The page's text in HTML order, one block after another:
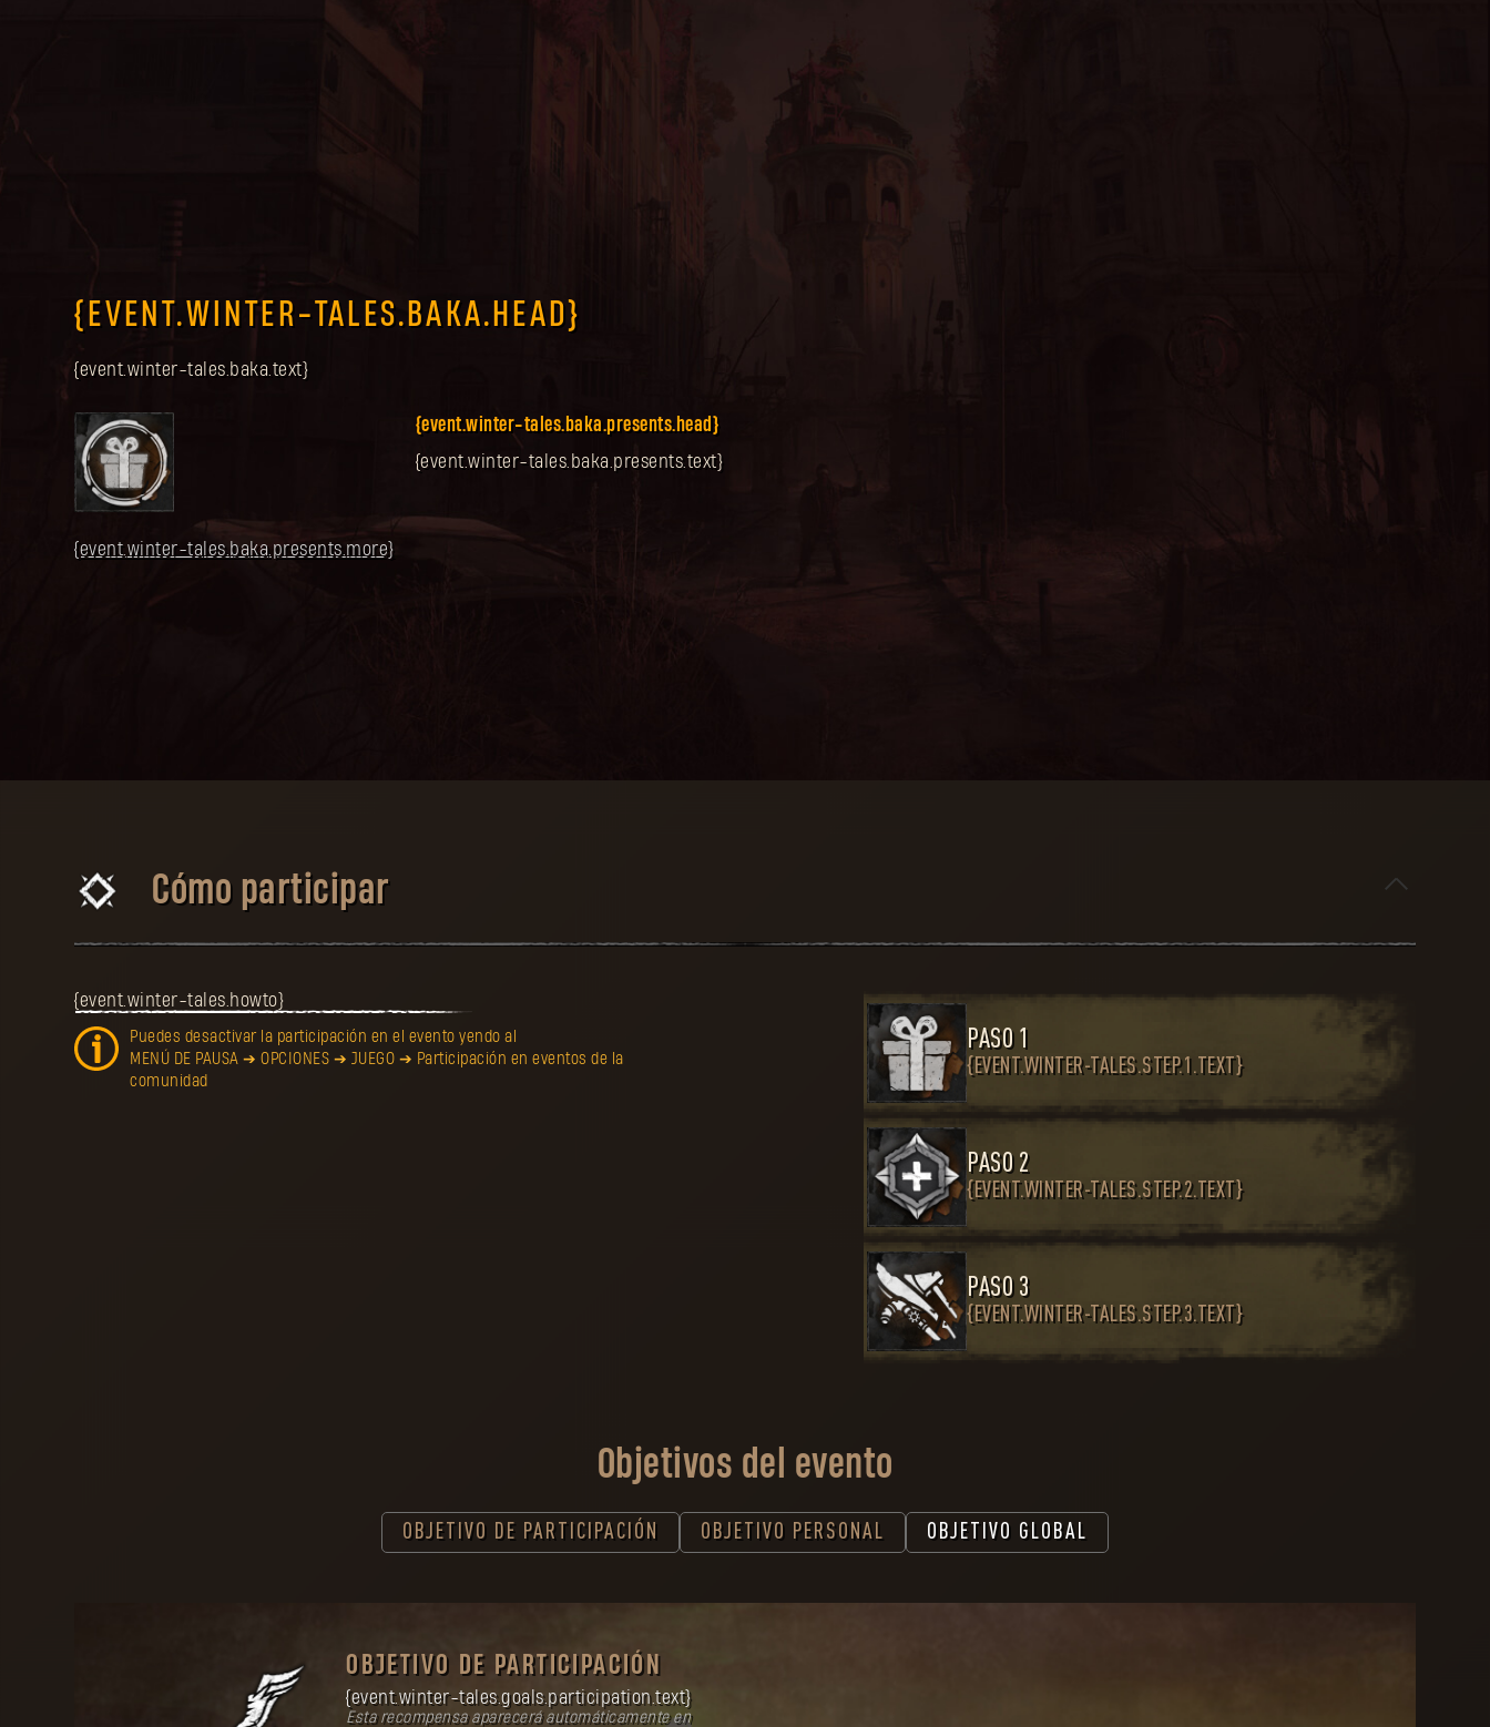
{EVENT.WINTER-TALES.BAKA.HEAD}
{event.winter-tales.baka.text}
{event.winter-tales.baka.presents.head}
{event.winter-tales.baka.presents.text}
{event.winter-tales.baka.presents.more}
Cómo participar
{event.winter-tales.howto}
Puedes desactivar la participación en el evento yendo al
MENÚ DE PAUSA ➔ OPCIONES ➔ JUEGO ➔ Participación en eventos de la
comunidad
PASO 1
{EVENT.WINTER-TALES.STEP.1.TEXT}
PASO 2
{EVENT.WINTER-TALES.STEP.2.TEXT}
PASO 3
{EVENT.WINTER-TALES.STEP.3.TEXT}
Objetivos del evento
OBJETIVO DE PARTICIPACIÓN OBJETIVO PERSONAL OBJETIVO GLOBAL
OBJETIVO DE PARTICIPACIÓN
{event.winter-tales.goals.participation.text}
Esta recompensa aparecerá automáticamente en